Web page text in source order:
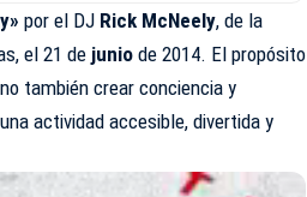
por el DJ Rick McNeely, de la
el 21 de juniode 2014. El propósito
también crear conciencia y
actividad accesible, divertida y